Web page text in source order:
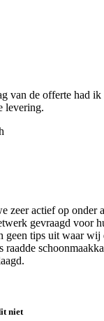
van de offerte had ik
levering.
zeer actief op onder
gevraagd voor
geen tips uit waar wij
raadde
niet